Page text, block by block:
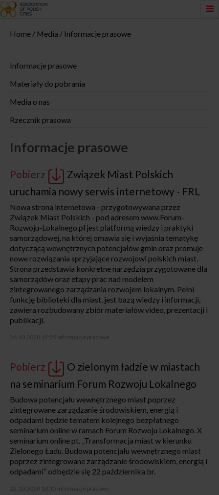
Home Media Informacje prasowe
Informacje prasowe
Materiały do pobrania
Media o nas
Rzecznik prasowa
Informacje prasowe
Pobierz
Związek Miast Polskich
uruchamia nowy serwis internetowy - FRL
Nowa strona internetowa - przygotowywana przez
Związek Miast Polskich - pod adresem www.Forum-
Rozwoju-Lokalnego.pl jest platformą wiedzy i praktyki
samorządowej, na której omawia się i wyjaśnia tematykę
dotyczącą wewnętrznych potencjałów gmin oraz promuje
nowe rozwiązania sprzyjające rozwojowi polskich miast.
Strona przedstawia konkretne narzędzia przygotowane dla
samorządów oraz etapy prac nad modelem
zintegrowanego zarządzania rozwojem lokalnym. Pełni
funkcję biblioteki dla miast, jest bazą wiedzy i informacji,
zawiera rozbudowany zbiór materiałów video, prezentacji i
publikacji.
26.10.2020 15:55 informacje prasowe
Pobierz
O zielonym ładzie w miastach
na seminarium Forum Rozwoju Lokalnego
Budowa potencjału wewnętrznego miast poprzez
zintegrowane zarządzanie środowiskiem, energią i
odpadami będzie tematem kolejnego bezpłatnego
seminarium online w ramach Forum Rozwoju Lokalnego. X
seminarium online pt. „Transformacja miast w kierunku
Zielonego Ładu. Budowa potencjału wewnętrznego miast
poprzez zintegrowane zarządzanie środowiskiem, energią i
odpadami” odbędzie się 22 października br.
22.10.2020 10:15 informacje prasowe